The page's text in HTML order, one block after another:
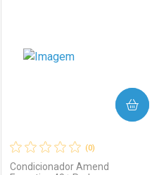
(0)
Condicionador Amend
COMPRAR